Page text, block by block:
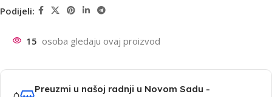
Podijeli:
15 osoba gledaju ovaj proizvod
Preuzmi u našoj radnji u Novom Sadu -